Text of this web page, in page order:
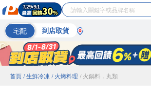
宅配 到店取貨
首頁 / 生鮮冷凍 / 火烤料理 / 火鍋料．丸類